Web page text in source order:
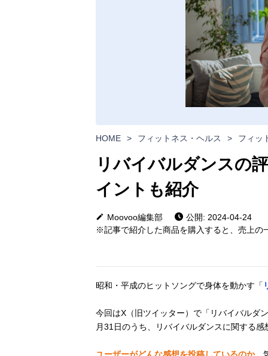
HOME > フィットネス・ヘルス > フィッ
リバイバルダンスの
イントも紹介
Moovoo編集部
公開: 2024-04-24
※記事で紹介した商品を購入すると、売上の
昭和・平成のヒットソングで身体を動かす「
今回はX（旧ツイッター）で「リバイバルダ
月31日のうち、リバイバルダンスに関する